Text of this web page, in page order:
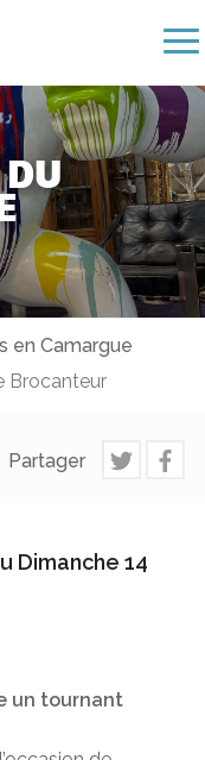
en Camargue
Brocanteur
Partager
Dimanche 14
un tournant